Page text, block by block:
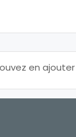
en